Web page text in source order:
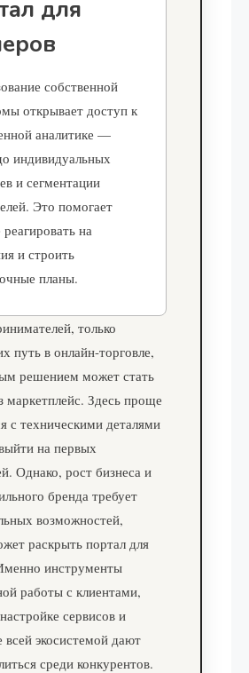
для
собственной
открывает доступ к
аналитике —
индивидуальных
и сегментации
Это помогает
на
и строить
планы.
только
путь в онлайн-торговле,
решением может стать
маркетплейс. Здесь проще
с техническими деталями
на первых
Однако, рост бизнеса и
бренда требует
возможностей,
раскрыть портал для
инструменты
работы с клиентами,
сервисов и
всей экосистемой дают
среди конкурентов.